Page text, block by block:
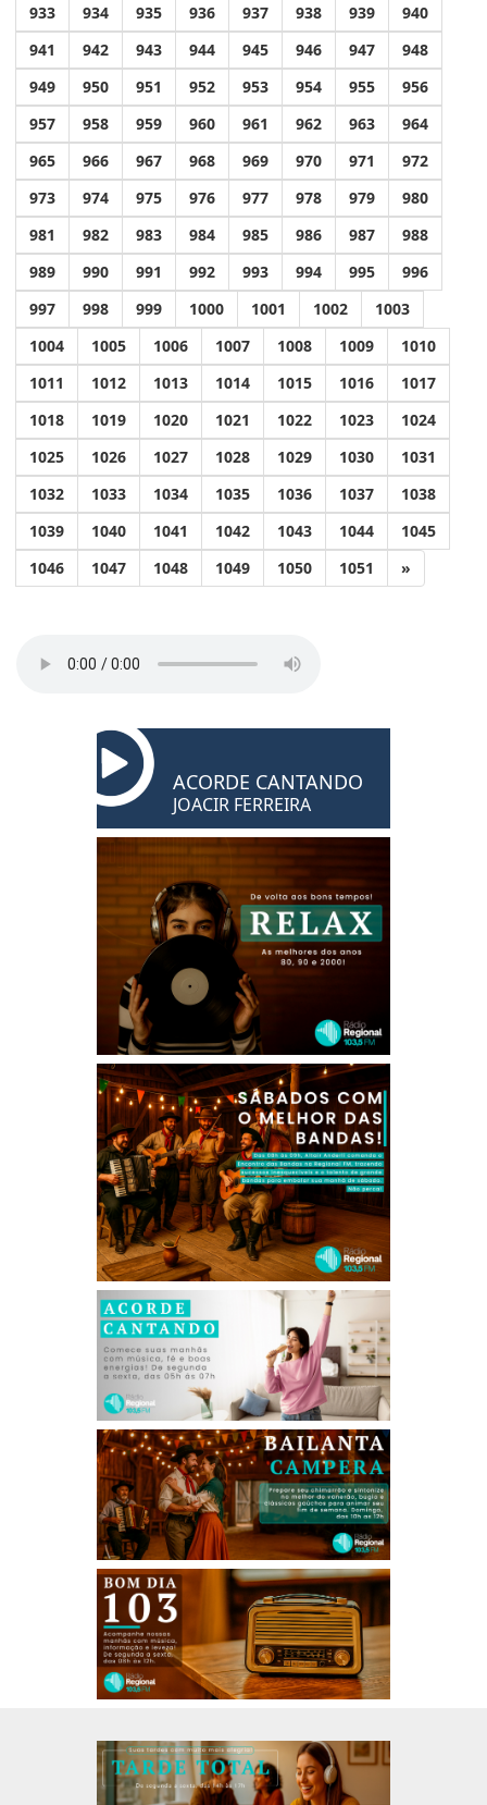
933 934 935 936 937 938 939
940
941
942 943 944 945 946 947
948
949
950 951 952 953 954 955
956
957
958 959 960 961 962 963
964
965
966 967 968 969 970 971
972
973
974 975 976 977 978 979
980
981
982 983 984 985 986 987
988
989
990 991 992 993 994 995
996
997
998 999 1000 1001 1002
1003
1004
1005 1006 1007 1008 1009
1010
1011
1012 1013 1014 1015 1016
1017
1018
1019 1020 1021 1022 1023
1024
1025
1026 1027 1028 1029 1030
1031
1032
1033 1034 1035 1036 1037
1038
1039
1040 1041 1042 1043 1044
1045
1046
1047 1048 1049 1050 1051 »
ACORDE CANTANDO
JOACIR FERREIRA